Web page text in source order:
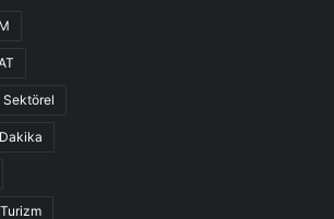
Sektörel
Turizm